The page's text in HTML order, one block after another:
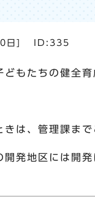
日 ID:335
もたちの健全
は、管理課まで
発地区には開発